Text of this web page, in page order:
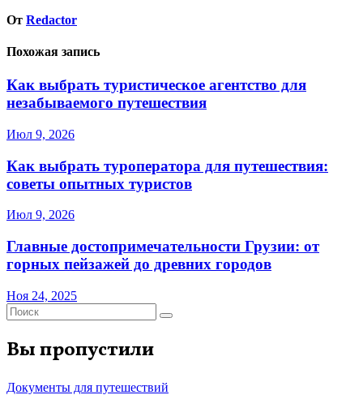
От Redactor
Похожая запись
Как выбрать туристическое агентство для
незабываемого путешествия
Июл 9, 2026
Как выбрать туроператора для путешествия:
советы опытных туристов
Июл 9, 2026
Главные достопримечательности Грузии: от
горных пейзажей до древних городов
Ноя 24, 2025
Вы пропустили
Документы для путешествий